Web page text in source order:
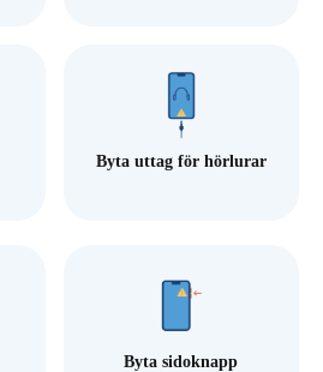
Byta uttag för hörlurar
Byta sidoknapp